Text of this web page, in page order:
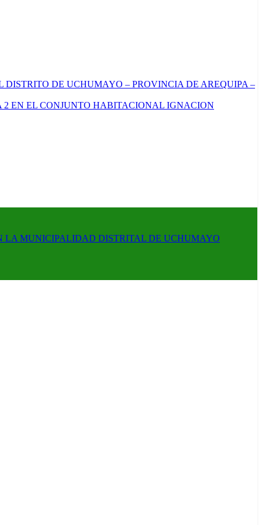
DISTRITO DE UCHUMAYO – PROVINCIA DE AREQUIPA –
EN EL CONJUNTO HABITACIONAL IGNACION
LA MUNICIPALIDAD DISTRITAL DE UCHUMAYO